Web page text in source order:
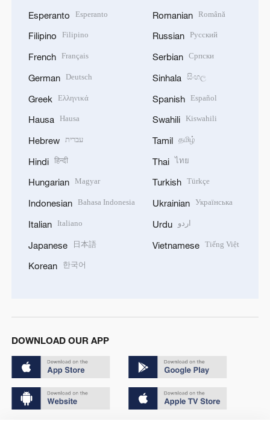
Esperanto Esperanto
Filipino Filipino
French Français
German Deutsch
Greek Ελληνικά
Hausa Hausa
Hebrew עברית
Hindi हिन्दी
Hungarian Magyar
Indonesian Bahasa Indonesia
Italian Italiano
Japanese 日本語
Korean 한국어
Romanian Română
Russian Русский
Serbian Српски
Sinhala සිංහල
Spanish Español
Swahili Kiswahili
Tamil தமிழ்
Thai ไทย
Turkish Türkçe
Ukrainian Українська
Urdu اردو
Vietnamese Tiếng Việt
DOWNLOAD OUR APP